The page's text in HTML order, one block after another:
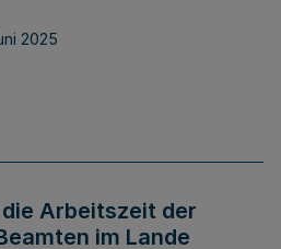
2025
Arbeitszeit der
im Lande